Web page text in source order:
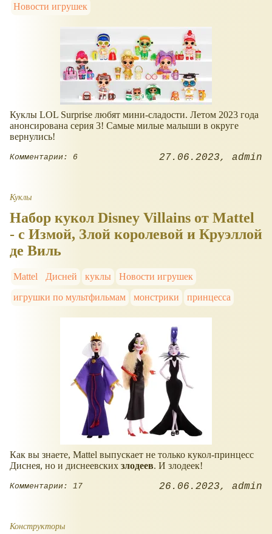
Новости игрушек
Куклы LOL Surprise любят мини-сладости. Летом 2023 года
анонсирована серия 3! Самые милые малыши в округе
вернулись!
Комментарии: 6 27.06.2023 admin
Куклы
Набор кукол Disney Villains от Mattel
- с Измой, Злой королевой и Круэллой
де Виль
Mattel Дисней куклы
Новости игрушек
игрушки по мультфильмам
монстрики принцесса
Как вы знаете, Mattel выпускает не только кукол-принцесс
Диснея, но и диснеевских злодеев. И злодеек!
Комментарии: 17 26.06.2023 admin
Конструкторы